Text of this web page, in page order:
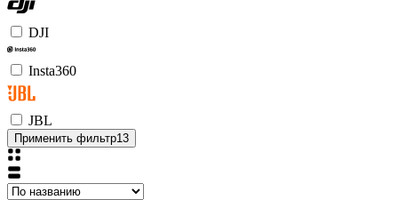
DJI
Insta360
JBL
Применить фильтр13